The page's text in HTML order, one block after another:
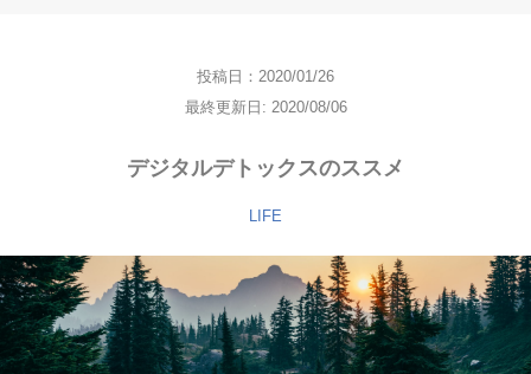
投稿日：2020/01/26
最終更新日: 2020/08/06
デジタルデトックスのススメ
LIFE